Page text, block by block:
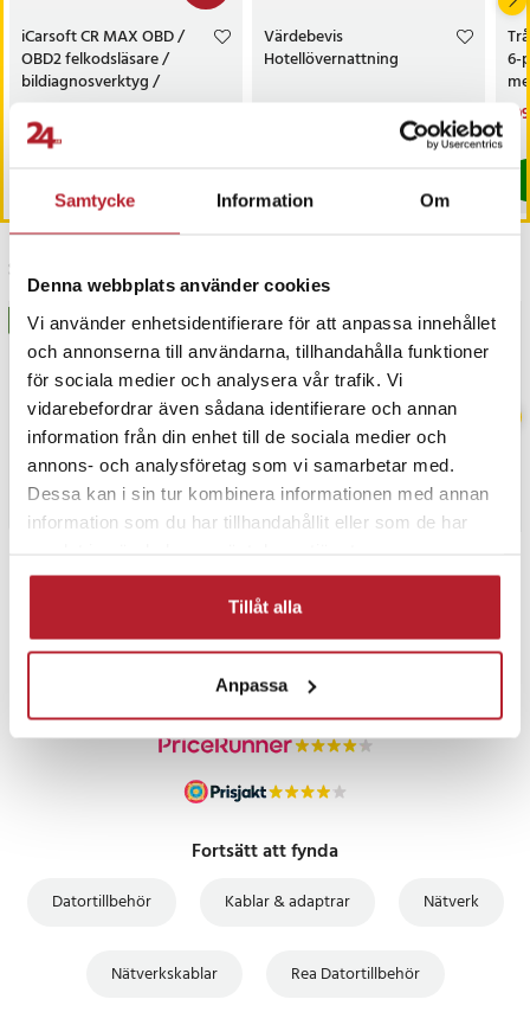
Samtycke Information Om
Denna webbplats använder cookies
Vi använder enhetsidentifierare för att anpassa innehållet
och annonserna till användarna, tillhandahålla funktioner
för sociala medier och analysera vår trafik. Vi
vidarebefordrar även sådana identifierare och annan
information från din enhet till de sociala medier och
annons- och analysföretag som vi samarbetar med.
Dessa kan i sin tur kombinera informationen med annan
information som du har tillhandahållit eller som de har
Tillåt alla
Anpassa
iCarsoft CR MAX OBD /
OBD2 felkodsläsare /
bildiagnosverktyg /
diagnosverktyg för bil
Nuvarande pris
3 698 kr
3 698 kr
I lager, levereras inom 1-2 vardagar
Värdebevis
Hotellövernattning
I lager, levereras inom 1-2 vardagar
6-
Senast besökta
BÄSTSÄLJARE BÄSTSÄLJARE
PRISGARANTI
UTFÖRSÄLJNING
Fortsätt att fynda
Datortillbehör Kablar & adaptrar Nätverk
Nätverkskablar Rea Datortillbehör